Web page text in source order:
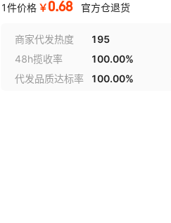
1件价格 ￥0.68 官方仓退货
商家代发热度 195
48h揽收率
100.00%
代发品质达标率
100.00%